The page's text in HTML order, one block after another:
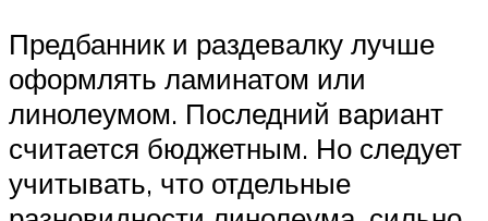
Предбанник и раздевалку лучше
оформлять ламинатом или
линолеумом. Последний вариант
считается бюджетным. Но следует
учитывать, что отдельные